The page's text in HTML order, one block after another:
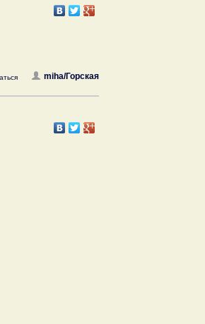
miha/Горская